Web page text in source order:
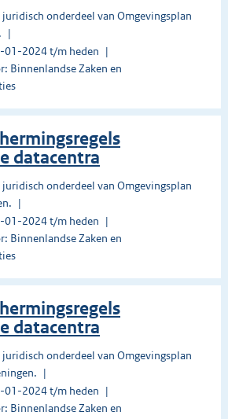
juridisch onderdeel van Omgevingsplan
01-2024 t/m heden
Binnenlandse Zaken en
datacentra
juridisch onderdeel van Omgevingsplan
01-2024 t/m heden
Binnenlandse Zaken en
datacentra
juridisch onderdeel van Omgevingsplan
01-2024 t/m heden
Binnenlandse Zaken en